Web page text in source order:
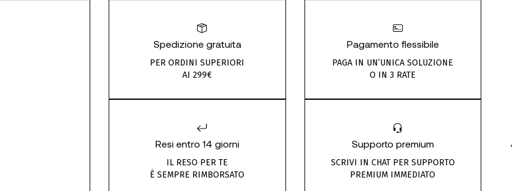
Spedizione gratuita
PER ORDINI SUPERIORI
AI 299€
Resi entro 14 giorni
IL RESO PER TE
È SEMPRE RIMBORSATO
Pagamento flessibile
PAGA IN UN’UNICA SOLUZIONE
O IN 3 RATE
Supporto premium
SCRIVI IN CHAT PER SUPPORTO
PREMIUM IMMEDIATO